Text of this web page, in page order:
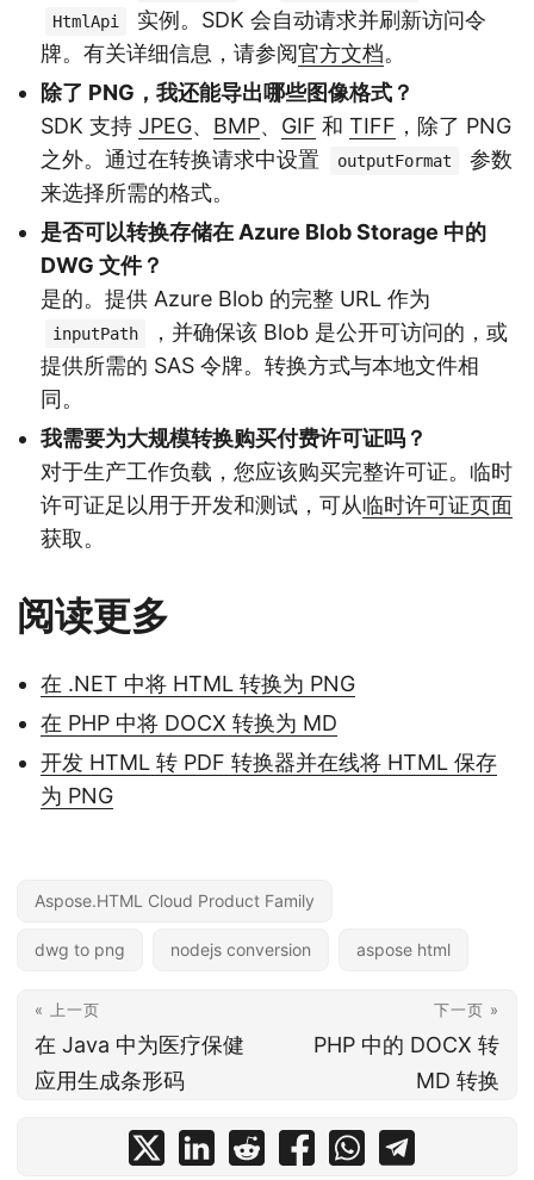
HtmlApi
实例。SDK 会自动请求并刷新访问令
牌。有关详细信息，请参阅官方文档。
除了 PNG，我还能导出哪些图像格式？
SDK 支持 JPEG、 BMP、 GIF 和 TIFF ，除了 PNG
之外。通过在转换请求中设置
outputFormat
参数
来选择所需的格式。
是否可以转换存储在 Azure Blob Storage 中的
DWG 文件？
是的。提供 Azure Blob 的完整 URL 作为
inputPath
，并确保该 Blob 是公开可访问的，或
提供所需的 SAS 令牌。转换方式与本地文件相
同。
我需要为大规模转换购买付费许可证吗？
对于生产工作负载，您应该购买完整许可证。临时
许可证足以用于开发和测试，可从临时许可证页面
获取。
阅读更多
在 .NET 中将 HTML 转换为 PNG
在 PHP 中将 DOCX 转换为 MD
开发 HTML 转 PDF 转换器并在线将 HTML 保存
为 PNG
Aspose.HTML Cloud Product Family
dwg to png nodejs conversion aspose html
« 上一页
在 Java 中为医疗保健
应用生成条形码
下一页 »
PHP 中的 DOCX 转
MD 转换